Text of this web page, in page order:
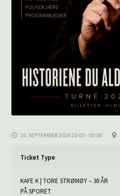
10. SEPTEMBER 2026 20:00 - 00:00
Ticket Type
KAFE K | TORE STRØMØY – 30 ÅR
PÅ SPORET